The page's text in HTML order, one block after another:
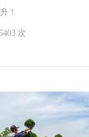
！
5403 次